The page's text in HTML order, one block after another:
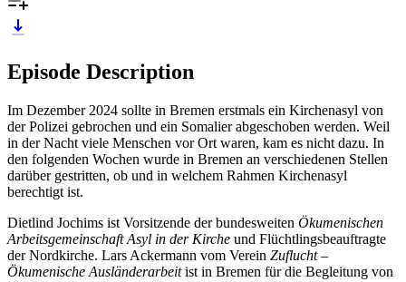
Episode Description
Im Dezember 2024 sollte in Bremen erstmals ein Kirchenasyl von
der Polizei gebrochen und ein Somalier abgeschoben werden. Weil
in der Nacht viele Menschen vor Ort waren, kam es nicht dazu. In
den folgenden Wochen wurde in Bremen an verschiedenen Stellen
darüber gestritten, ob und in welchem Rahmen Kirchenasyl
berechtigt ist.
Dietlind Jochims ist Vorsitzende der bundesweiten Ökumenischen
Arbeitsgemeinschaft Asyl in der Kirche und Flüchtlingsbeauftragte
der Nordkirche. Lars Ackermann vom Verein Zuflucht –
Ökumenische Ausländerarbeitist in Bremen für die Begleitung von